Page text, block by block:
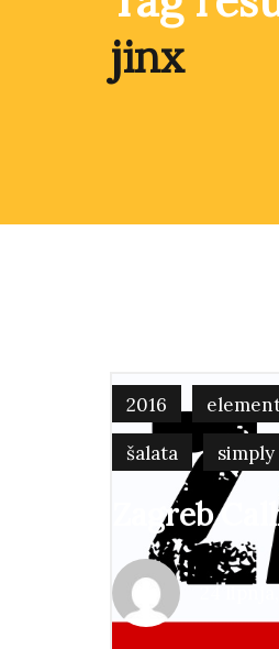
jinx
2016
šalata
Zagreb
24